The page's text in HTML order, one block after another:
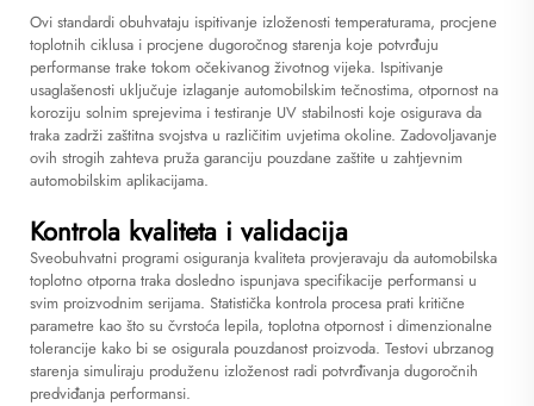
Ovi standardi obuhvataju ispitivanje izloženosti temperaturama, procjene
toplotnih ciklusa i procjene dugoročnog starenja koje potvrđuju
performanse trake tokom očekivanog životnog vijeka. Ispitivanje
usaglašenosti uključuje izlaganje automobilskim tečnostima, otpornost na
koroziju solnim sprejevima i testiranje UV stabilnosti koje osigurava da
traka zadrži zaštitna svojstva u različitim uvjetima okoline. Zadovoljavanje
ovih strogih zahteva pruža garanciju pouzdane zaštite u zahtjevnim
automobilskim aplikacijama.
Kontrola kvaliteta i validacija
Sveobuhvatni programi osiguranja kvaliteta provjeravaju da automobilska
toplotno otporna traka dosledno ispunjava specifikacije performansi u
svim proizvodnim serijama. Statistička kontrola procesa prati kritične
parametre kao što su čvrstoća lepila, toplotna otpornost i dimenzionalne
tolerancije kako bi se osigurala pouzdanost proizvoda. Testovi ubrzanog
starenja simuliraju produženu izloženost radi potvrđivanja dugoročnih
predviđanja performansi.